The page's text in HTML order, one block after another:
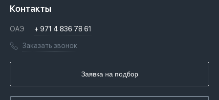
Недвижимость за криптовалюту в Дубае
Переезд в Дубай, ОАЭ
Гражданство ОАЭ
Законы
Вопросы и ответы
Книги
Инфографика
Лицензии
Агентство недвижимости
Контакты
ОАЭ + 971 4 836 78 61
Заказать звонок
Заявка на подбор